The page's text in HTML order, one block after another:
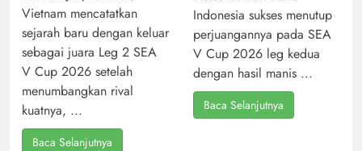
Vietnam mencatatkan
sejarah baru dengan keluar
sebagai juara Leg 2 SEA
V Cup 2026 setelah
menumbangkan rival
kuatnya, ...
Baca Selanjutnya
Indonesia sukses menutup
perjuangannya pada SEA
V Cup 2026 leg kedua
dengan hasil manis ...
Baca Selanjutnya